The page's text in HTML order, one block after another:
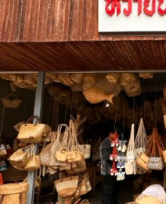
邊
美
食
必
吃
清
單。
BLUE
NOODLE、
KHAO
SOI、
GUU
E
E
N
A
C
O
M
M
E
N
T